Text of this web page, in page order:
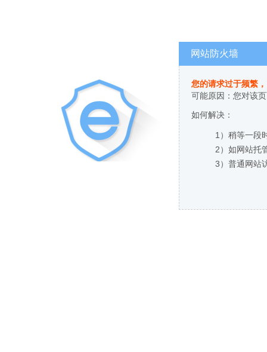
网站防火墙
您的请求过于频繁
可能原因：您对该
如何解决：
1）稍等一段
2）如网站托
3）普通网站